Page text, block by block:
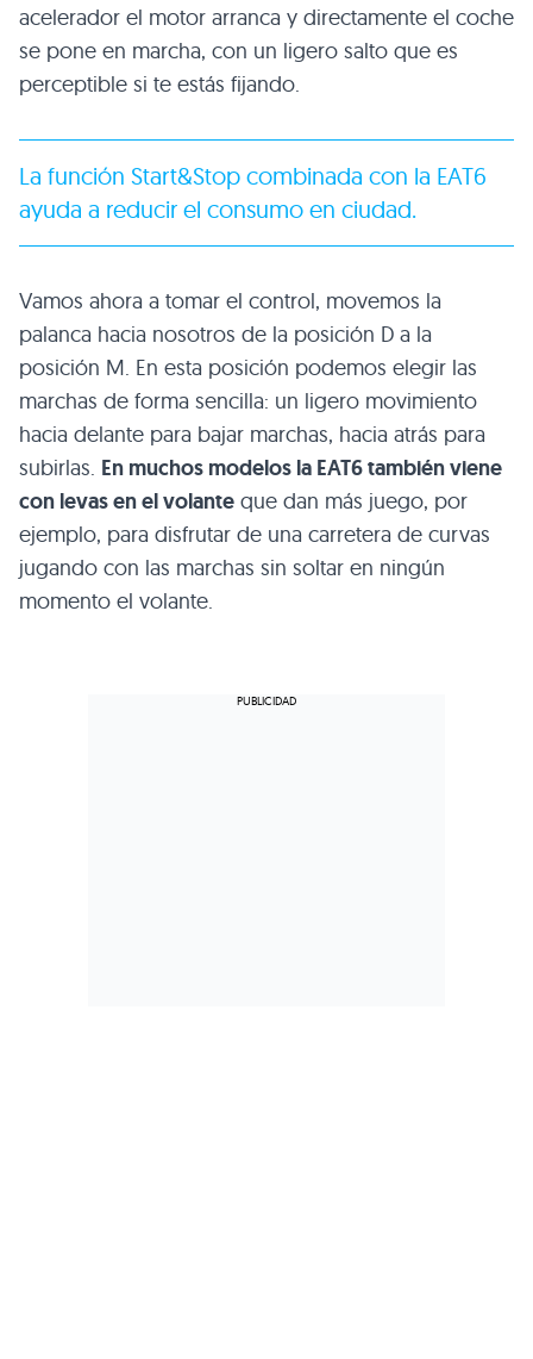
acelerador el motor arranca y directamente el coche
se pone en marcha, con un ligero salto que es
perceptible si te estás fijando.
La función Start&Stop combinada con la EAT6
ayuda a reducir el consumo en ciudad.
Vamos ahora a tomar el control, movemos la
palanca hacia nosotros de la posición D a la
posición M. En esta posición podemos elegir las
marchas de forma sencilla: un ligero movimiento
hacia delante para bajar marchas, hacia atrás para
subirlas. En muchos modelos la EAT6 también viene
con levas en el volante que dan más juego, por
ejemplo, para disfrutar de una carretera de curvas
jugando con las marchas sin soltar en ningún
momento el volante.